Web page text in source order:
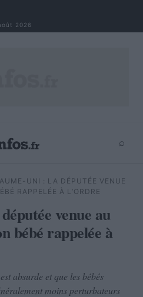
2026
⌕
⌕ ×
UNI : LA DÉPUTÉE VENUE
RAPPELÉE À L’ORDRE
venue au
bébé rappelée à
absurde et que les bébés
moins perturbateurs